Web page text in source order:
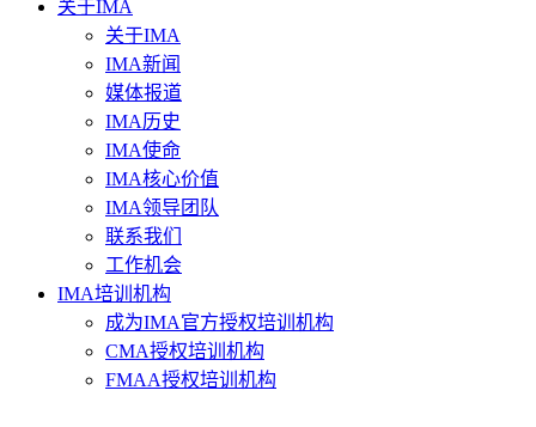
关于IMA
关于IMA
IMA新闻
媒体报道
IMA历史
IMA使命
IMA核心价值
IMA领导团队
联系我们
工作机会
IMA培训机构
成为IMA官方授权培训机构
CMA授权培训机构
FMAA授权培训机构